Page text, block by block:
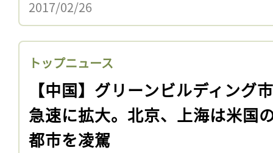
2017/02/26
トップニュース
【中国】グリーンビルディング
急速に拡大。北京、上海は米国
都市を凌駕